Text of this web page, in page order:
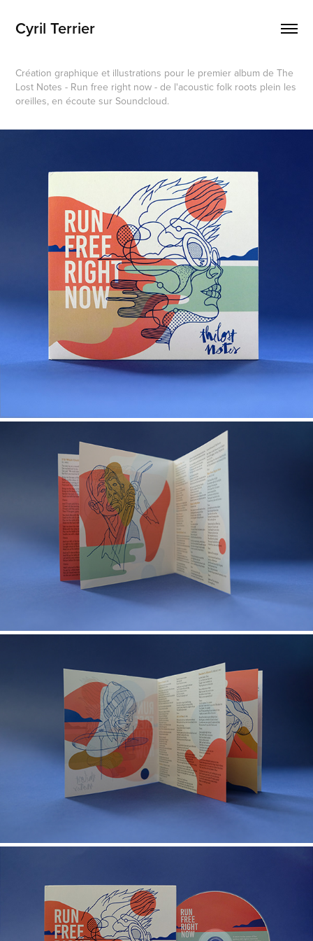
Cyril Terrier
Création graphique et illustrations pour le premier album de The
Lost Notes - Run free right now - de l'acoustic folk roots plein les
oreilles, en écoute sur Soundcloud.